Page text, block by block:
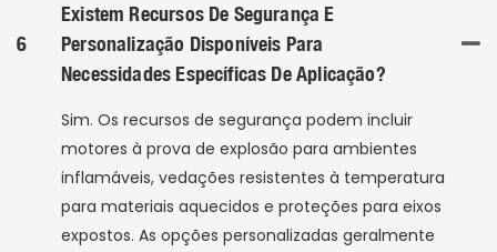
6
Existem Recursos De Segurança E
Personalização Disponíveis Para
Necessidades Específicas De Aplicação?
Sim. Os recursos de segurança podem incluir
motores à prova de explosão para ambientes
inflamáveis, vedações resistentes à temperatura
para materiais aquecidos e proteções para eixos
expostos. As opções personalizadas geralmente